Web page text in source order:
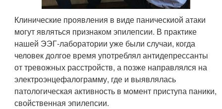
Клинические проявления в виде паническиой атаки
могут являться признаком эпилепсии. В практике
нашей ЭЭГ-лаборатории уже были случаи, когда
человек долгое время употреблял антидепрессанты
от тревожных расстройств, а позже направлялся на
электроэнцефалограмму, где и выявлялась
патологическая активность в момент приступа паники,
свойственная эпилепсии.